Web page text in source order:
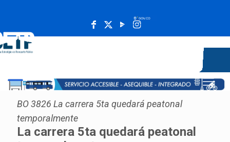
BO 3826 La carrera 5ta quedará peatonal
temporalmente
La carrera 5ta quedará peatonal